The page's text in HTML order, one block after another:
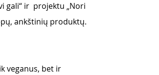
gali“ ir  projektu „Nori
ankštinių produktų.
veganus, bet ir